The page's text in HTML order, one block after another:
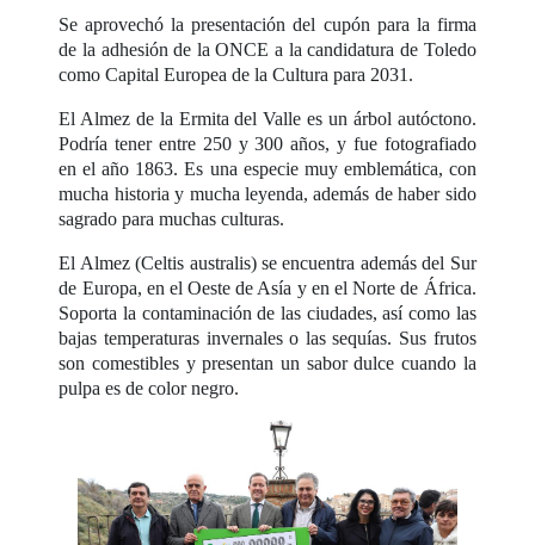
Se aprovechó la presentación del cupón para la firma
de la adhesión de la ONCE a la candidatura de Toledo
como Capital Europea de la Cultura para 2031.
El Almez de la Ermita del Valle es un árbol autóctono.
Podría tener entre 250 y 300 años, y fue fotografiado
en el año 1863. Es una especie muy emblemática, con
mucha historia y mucha leyenda, además de haber sido
sagrado para muchas culturas.
El Almez (Celtis australis) se encuentra además del Sur
de Europa, en el Oeste de Asía y en el Norte de África.
Soporta la contaminación de las ciudades, así como las
bajas temperaturas invernales o las sequías. Sus frutos
son comestibles y presentan un sabor dulce cuando la
pulpa es de color negro.